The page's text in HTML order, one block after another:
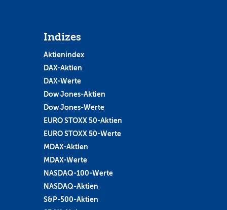
Indizes
Aktienindex
DAX-Aktien
DAX-Werte
Dow Jones-Aktien
Dow Jones-Werte
EURO STOXX 50-Aktien
EURO STOXX 50-Werte
MDAX-Aktien
MDAX-Werte
NASDAQ-100-Werte
NASDAQ-Aktien
S&P-500-Aktien